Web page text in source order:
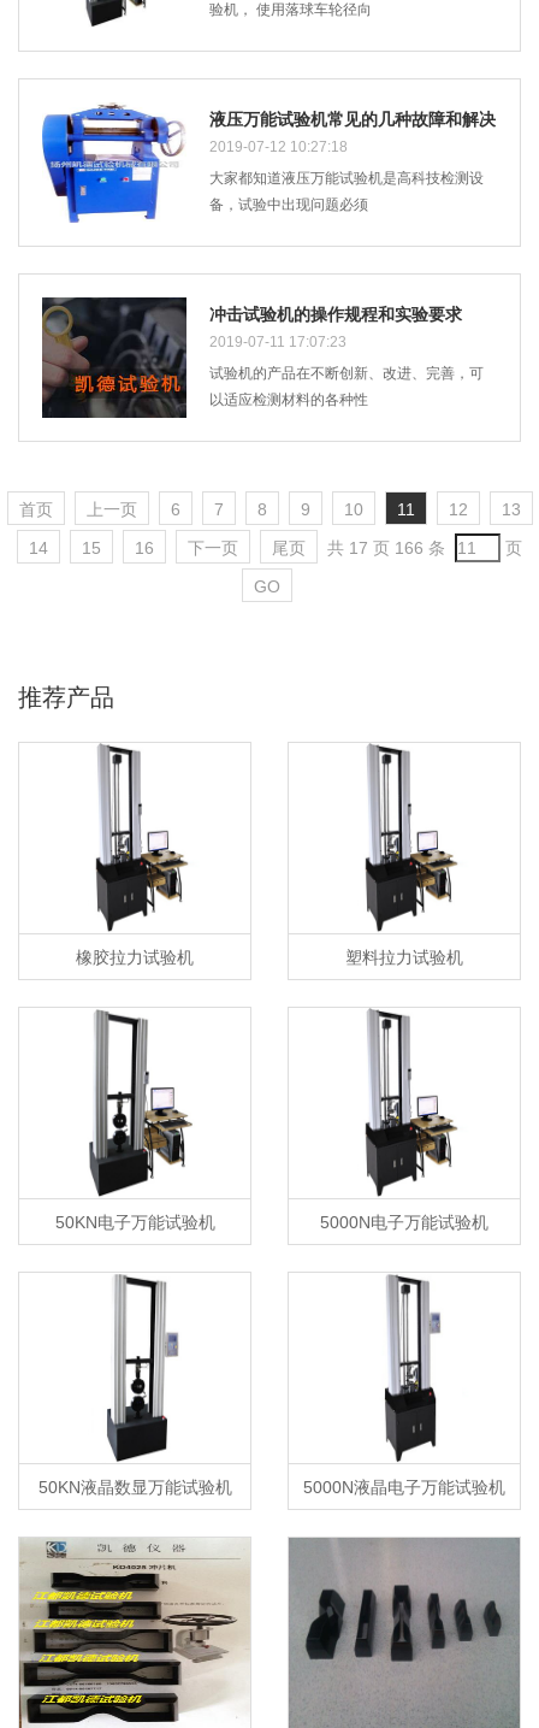
验机， 使用落球车轮径向
液压万能试验机常见的几种故障和解决
办法
2019-07-12 10:27:18
大家都知道液压万能试验机是高科技检测设
备，试验中出现问题必须
冲击试验机的操作规程和实验要求
2019-07-11 17:07:23
试验机的产品在不断创新、改进、完善，可
以适应检测材料的各种性
首页 上一页 6 7 8 9 10 11 12
13
14
15 16 下一页 尾页 共 17 页 166 条
页
GO
推荐产品
橡胶拉力试验机 塑料拉力试验机
50KN电子万能试验机 5000N电子万能试验机
50KN液晶数显万能试验机 5000N液晶电子万能试验机